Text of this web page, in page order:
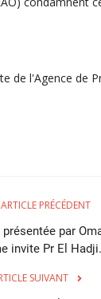
de l'Agence de
ARTICLE PRÉCÉDENT
par
invite Pr El
SUIVANT